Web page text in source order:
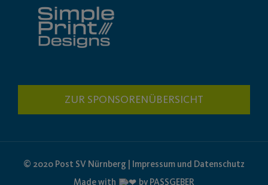
ZUR SPONSORENÜBERSICHT
© 2020 Post SV Nürnberg | Impressum und Datenschutz
Made with
by PASSGEBER